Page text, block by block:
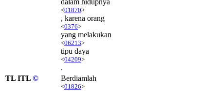
<01870>
, karena orang
<0376>
yang melakukan
<06213>
tipu daya
<04209>
.
TL ITL ©
Berdiamlah
<01826>